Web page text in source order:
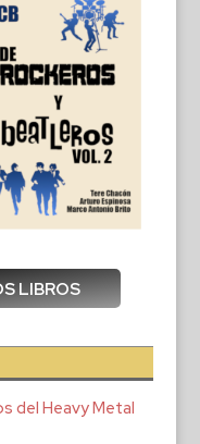
LIBROS
del Heavy Metal